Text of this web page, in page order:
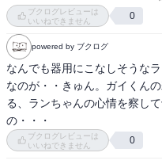
ランちゃん、バイクにも乗っ
ランちゃんは何事にもスマー
し感情的になるところみてみ
な～！
ブクログレビューは
いいねできません
0
powered by ブクログ
なんでも器用にこなしそうな
なのが・・きゅん。ガイくん
る、ランちゃんの心情を察し
の・・・
ブクログレビューは
いいねできません
0